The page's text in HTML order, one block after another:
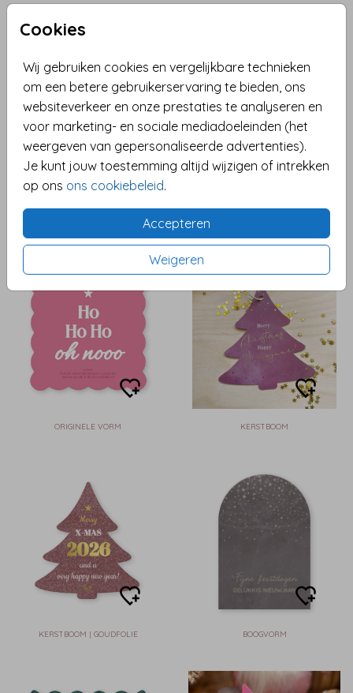
Cookies
Wij gebruiken cookies en vergelijkbare technieken
om een betere gebruikerservaring te bieden, ons
websiteverkeer en onze prestaties te analyseren en
voor marketing- en sociale mediadoeleinden (het
weergeven van gepersonaliseerde advertenties).
Je kunt jouw toestemming altijd wijzigen of intrekken
op ons ons cookiebeleid.
Accepteren
Weigeren
ORIGINELE VORM | GOUDFOLIE
ORIGINELE VORM KERSTBOOM
KERSTBOOM | GOUDFOLIE BOOGVORM